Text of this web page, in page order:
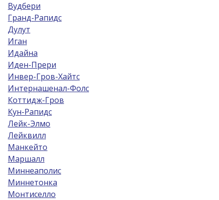
Вудбери
Гранд-Рапидс
Дулут
Иган
Идайна
Иден-Прери
Инвер-Гров-Хайтс
Интернашенал-Фолс
Коттидж-Гров
Кун-Рапидс
Лейк-Элмо
Лейквилл
Манкейто
Маршалл
Миннеаполис
Миннетонка
Монтиселло